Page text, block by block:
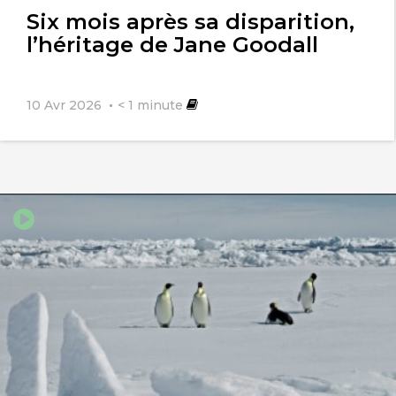
tellement loin…………!!!!!!!!
GALLOIS 10 septembre 2018
Six mois après sa disparition,
l’héritage de Jane Goodall
10 Avr 2026 < 1 minute